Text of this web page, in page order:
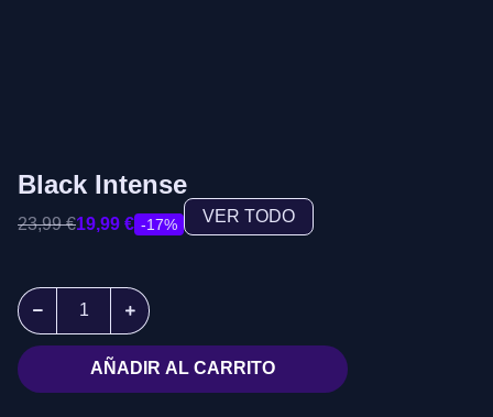
Black Intense
23,99€19,99 € -17% VER TODO
AÑADIR AL CARRITO